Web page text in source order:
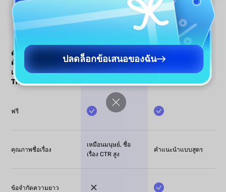
ตัวสร้าง Meta Title
ด้วย UPDF AI
เทียบกับตัวสร้าง Meta
Title อื่นๆ
UPDF AI
ตัวสร้าง Meta
ตัวสร้าง Meta
อื่นๆ
ฟรี
คุณภาพชื่อเรื่อง
เหมือนมนุษย์, ชื่อ
เรื่อง CTR สูง
คำแนะนำแบบสูตร
ข้อจำกัดความยาว
ปลดล็อกข้อเสนอของฉัน